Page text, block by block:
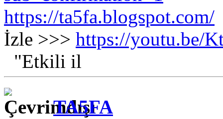
https://ta5fa.blogspot.com/
İzle >>> https://youtu.be/
"Etkili il
TA5FA